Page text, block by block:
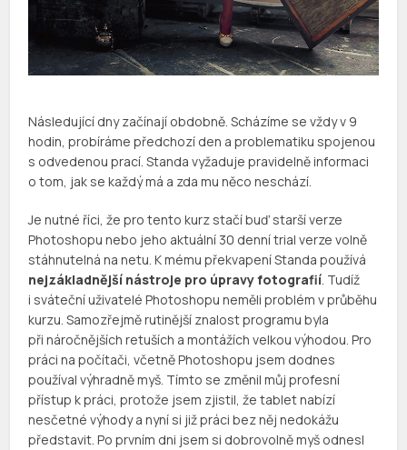
Následující dny začínají obdobně. Scházíme se vždy v 9
hodin, probíráme předchozí den a problematiku spojenou
s odvedenou prací. Standa vyžaduje pravidelně informaci
o tom, jak se každý má a zda mu něco neschází.
Je nutné říci, že pro tento kurz stačí buď starší verze
Photoshopu nebo jeho aktuální 30 denní trial verze volně
stáhnutelná na netu. K mému překvapení Standa používá
nejzákladnější nástroje pro úpravy fotografií. Tudíž
i sváteční uživatelé Photoshopu neměli problém v průběhu
kurzu. Samozřejmě rutinější znalost programu byla
při náročnějších retuších a montážích velkou výhodou. Pro
práci na počítači, včetně Photoshopu jsem dodnes
používal výhradně myš. Tímto se změnil můj profesní
přístup k práci, protože jsem zjistil, že tablet nabízí
nesčetné výhody a nyní si již práci bez něj nedokážu
představit. Po prvním dni jsem si dobrovolně myš odnesl